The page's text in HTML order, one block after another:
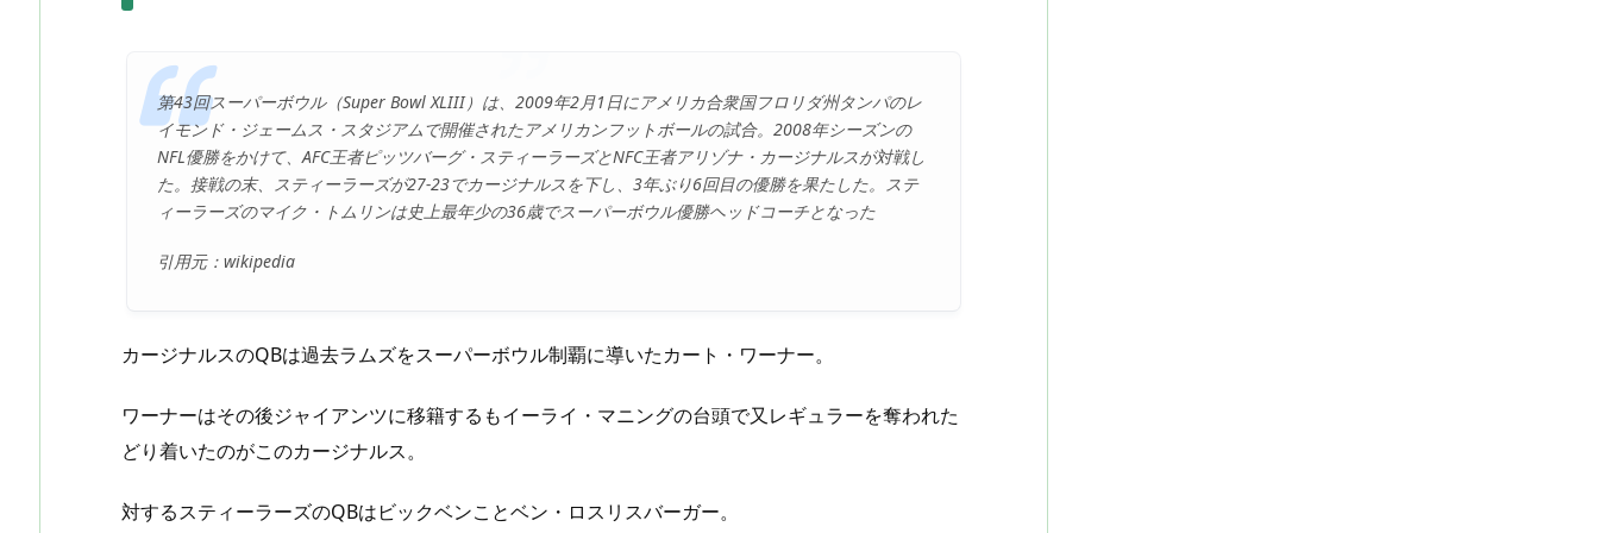
第43回スーパーボウル（Super Bowl XLIII）は、2009年2月1日にアメリカ合衆国フロリダ州タンパのレ
イモンド・ジェームス・スタジアムで開催されたアメリカンフットボールの試合。2008年シーズンの
NFL優勝をかけて、AFC王者ピッツバーグ・スティーラーズとNFC王者アリゾナ・カージナルスが対戦し
た。接戦の末、スティーラーズが27-23でカージナルスを下し、3年ぶり6回目の優勝を果たした。ステ
ィーラーズのマイク・トムリンは史上最年少の36歳でスーパーボウル優勝ヘッドコーチとなった
引用元：wikipedia
カージナルスのQBは過去ラムズをスーパーボウル制覇に導いたカート・ワーナー。
ワーナーはその後ジャイアンツに移籍するもイーライ・マニングの台頭で又レギュラーを奪われた
どり着いたのがこのカージナルス。
対するスティーラーズのQBはビックベンことベン・ロスリスバーガー。